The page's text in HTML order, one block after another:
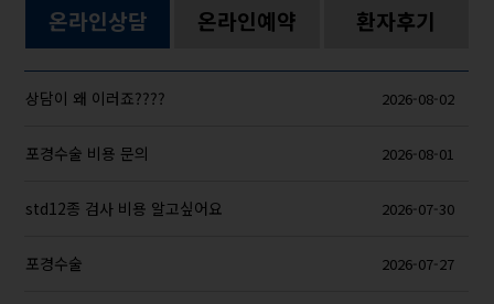
온라인상담 온라인예약 환자후기
상담이 왜 이러죠???? 2026-08-02
포경수술 비용 문의 2026-08-01
std12종 검사 비용 알고싶어요 2026-07-30
포경수술 2026-07-27